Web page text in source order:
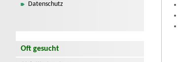
Datenschutz
Oft gesucht